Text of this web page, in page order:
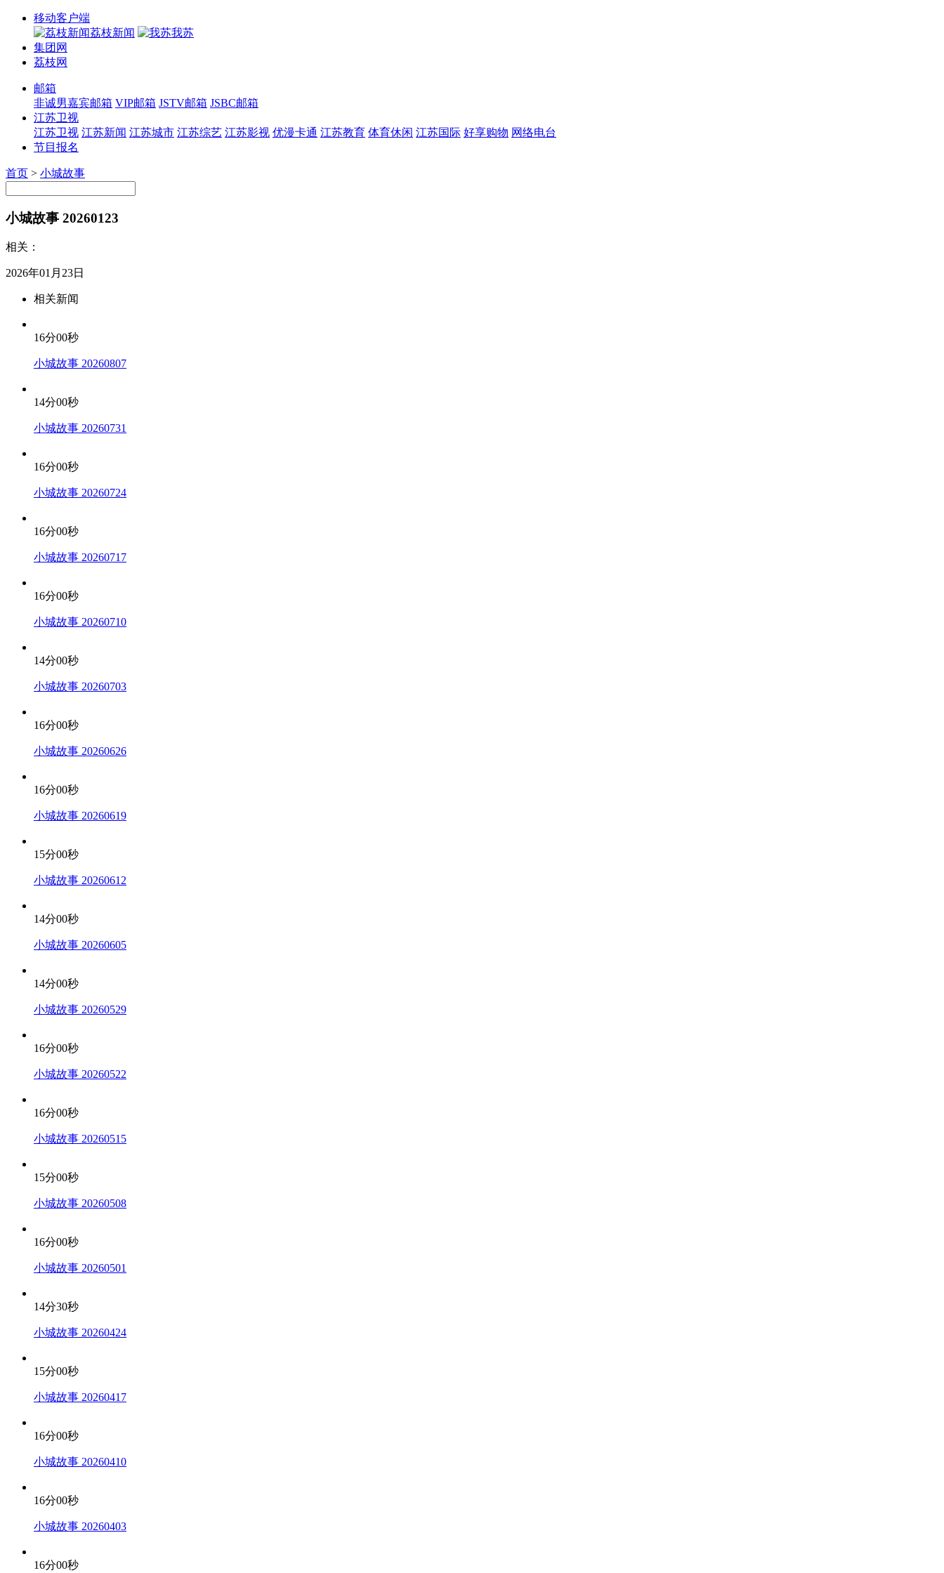
移动客户端
荔枝新闻
我苏
集团网
荔枝网
邮箱
非诚男嘉宾邮箱 VIP邮箱 JSTV邮箱 JSBC邮箱
江苏卫视
江苏卫视 江苏新闻 江苏城市 江苏综艺 江苏影视 优漫卡通 江苏教育 体育休闲 江苏国际 好享购物 网络电台
节目报名
首页 > 小城故事
小城故事 20260123
相关：
2026年01月23日
相关新闻
16分00秒
小城故事 20260807
14分00秒
小城故事 20260731
16分00秒
小城故事 20260724
16分00秒
小城故事 20260717
16分00秒
小城故事 20260710
14分00秒
小城故事 20260703
16分00秒
小城故事 20260626
16分00秒
小城故事 20260619
15分00秒
小城故事 20260612
14分00秒
小城故事 20260605
14分00秒
小城故事 20260529
16分00秒
小城故事 20260522
16分00秒
小城故事 20260515
15分00秒
小城故事 20260508
16分00秒
小城故事 20260501
14分30秒
小城故事 20260424
15分00秒
小城故事 20260417
16分00秒
小城故事 20260410
16分00秒
小城故事 20260403
16分00秒